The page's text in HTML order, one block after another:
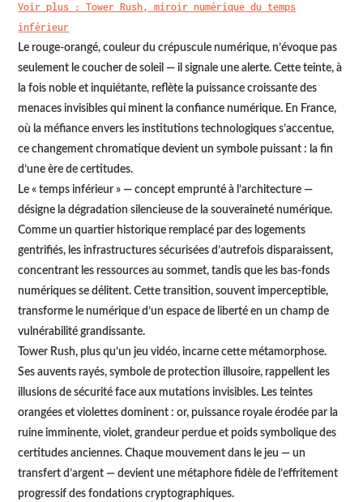
Voir plus : Tower Rush, miroir numérique du temps
inférieur
Le rouge-orangé, couleur du crépuscule numérique, n’évoque pas
seulement le coucher de soleil — il signale une alerte. Cette teinte, à
la fois noble et inquiétante, reflète la puissance croissante des
menaces invisibles qui minent la confiance numérique. En France,
où la méfiance envers les institutions technologiques s’accentue,
ce changement chromatique devient un symbole puissant : la fin
d’une ère de certitudes.
Le « temps inférieur » — concept emprunté à l’architecture —
désigne la dégradation silencieuse de la souveraineté numérique.
Comme un quartier historique remplacé par des logements
gentrifiés, les infrastructures sécurisées d’autrefois disparaissent,
concentrant les ressources au sommet, tandis que les bas-fonds
numériques se délitent. Cette transition, souvent imperceptible,
transforme le numérique d’un espace de liberté en un champ de
vulnérabilité grandissante.
Tower Rush, plus qu’un jeu vidéo, incarne cette métamorphose.
Ses auvents rayés, symbole de protection illusoire, rappellent les
illusions de sécurité face aux mutations invisibles. Les teintes
orangées et violettes dominent : or, puissance royale érodée par la
ruine imminente, violet, grandeur perdue et poids symbolique des
certitudes anciennes. Chaque mouvement dans le jeu — un
transfert d’argent — devient une métaphore fidèle de l’effritement
progressif des fondations cryptographiques.